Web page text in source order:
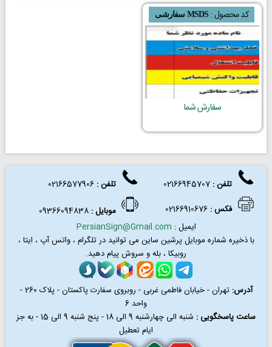
کد محصول : MSDS سفارشی
سفارش شما
تلفن : تلفن:
02166577906
فکس:
02166910676 موبایل :
ایمیل : PersianSign@Gmail.com
با ذخیره شماره موبایل پرشین ساین می توانید درتلگرام ، واتس آپ ، ایتا ،
روبیکا ، بله و سروش پیام دهید.
آدرس:
تهران - خیابان فاطمی غربی - روبروی سفارت پاکستان - پلاک 260 -
واحد 6
ساعت پاسخگویی :
شنبه الی چهارشنبه 9 الی 18 - پنج شنبه 9 الی 15 - به جز
ایام تعطیل